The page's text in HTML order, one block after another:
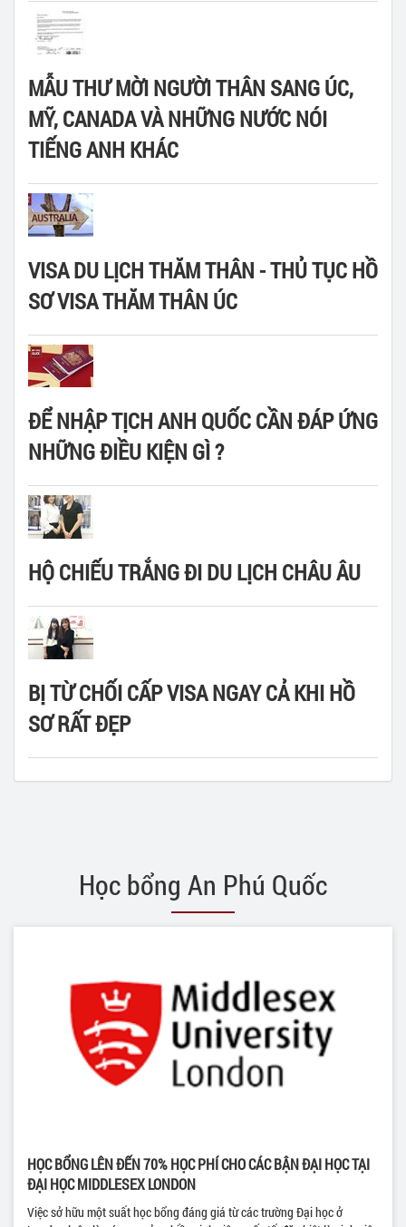
MẪU THƯ MỜI NGƯỜI THÂN SANG ÚC,
MỸ, CANADA VÀ NHỮNG NƯỚC NÓI
TIẾNG ANH KHÁC
VISA DU LỊCH THĂM THÂN - THỦ TỤC HỒ
SƠ VISA THĂM THÂN ÚC
ĐỂ NHẬP TỊCH ANH QUỐC CẦN ĐÁP ỨNG
NHỮNG ĐIỀU KIỆN GÌ ?
HỘ CHIẾU TRẮNG ĐI DU LỊCH CHÂU ÂU
BỊ TỪ CHỐI CẤP VISA NGAY CẢ KHI HỒ
SƠ RẤT ĐẸP
Học bổng An Phú Quốc
HỌC BỔNG LÊN ĐẾN 70% HỌC PHÍ CHO CÁC BẬN ĐẠI HỌC TẠI
ĐẠI HỌC MIDDLESEX LONDON
Việc sở hữu một suất học bổng đáng giá từ các trường Đại học ở